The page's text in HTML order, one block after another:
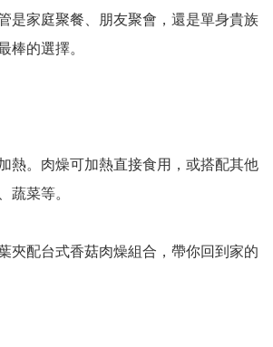
是家庭聚餐、朋友聚會，還是單身貴族
棒的選擇。
熱。肉燥可加熱直接食用，或搭配其他
蔬菜等。
夾配台式香菇肉燥組合，帶你回到家的